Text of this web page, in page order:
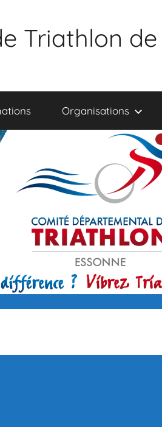
Triathlon de
Organisations